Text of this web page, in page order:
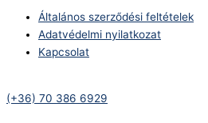
Általános szerződési feltételek
Adatvédelmi nyilatkozat
Kapcsolat
(+36) 70 386 6929